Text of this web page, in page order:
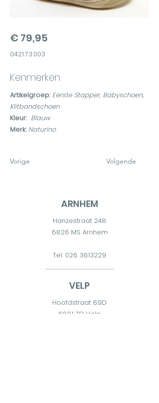
€ 79,95
0421.73.003
Kenmerken
Artikelgroep: Eerste Stapper, Babyschoen,
Klitbandschoen
Kleur: Blauw
Merk:Naturino
Vorige Volgende
ARNHEM
Hanzestraat 248
6826 MS Arnhem
Tel: 026 3613229
VELP
Hoofdstraat 89D
6881 TD Velp